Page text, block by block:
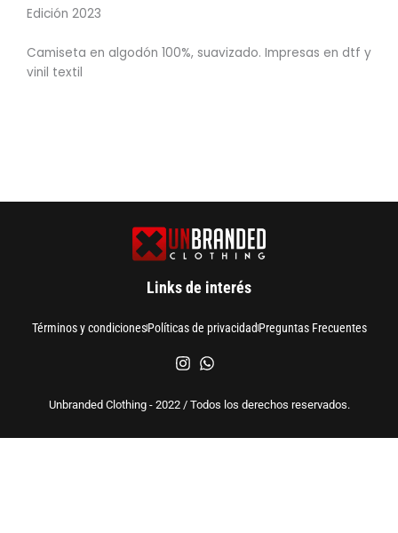
Edición 2023
Camiseta en algodón 100%, suavizado. Impresas en dtf y
vinil textil
Links de interés
Términos y condicionesPolíticas de privacidadPreguntas Frecuentes
Unbranded Clothing - 2022 / Todos los derechos reservados.